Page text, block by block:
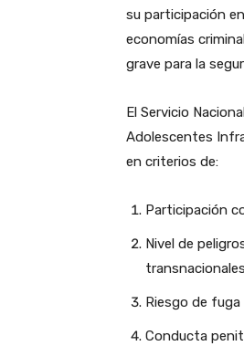
su participación
economías
grave para la
El Servicio
Adolescentes
en criterios de:
Participación
Nivel de
Riesgo de
Conducta